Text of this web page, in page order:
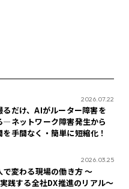
2026.07.22
るだけ、AIがルーター障害を
―ネットワーク障害発生から
手間なく・簡単に短縮化！
2026.03.25
で変わる現場の働き方 ～
践する全社DX推進のリアル～